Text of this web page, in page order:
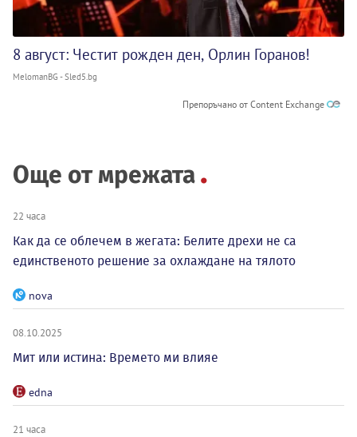
8 август: Честит рожден ден, Орлин Горанов!
MelomanBG - Sled5.bg
Препоръчано от Content Exchange
Още от мрежата
22 часа
Как да се облечем в жегата: Белите дрехи не са
единственото решение за охлаждане на тялото
nova
08.10.2025
Мит или истина: Времето ми влияе
edna
21 часа